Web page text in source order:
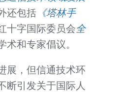
还包括 《塔林手
十字国际委员会全
术和专家倡议。
展，但信通技术环
断引发关于国际人